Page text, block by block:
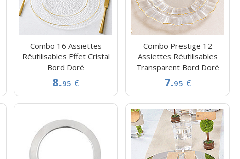
Combo 16 Assiettes
Réutilisables Effet Cristal
Bord Doré
8.95 €
Combo Prestige 12
Assiettes Réutilisables
Transparent Bord Doré
7.95 €